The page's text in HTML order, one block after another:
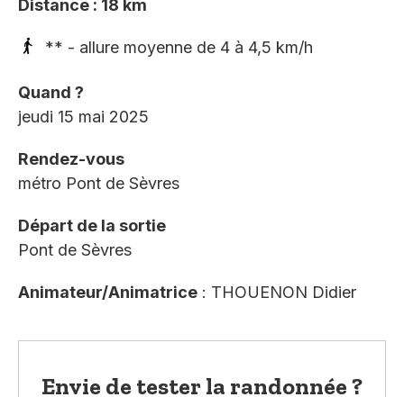
Distance : 18 km
** - allure moyenne de 4 à 4,5 km/h
Quand ?
jeudi 15 mai 2025
Rendez-vous
métro Pont de Sèvres
Départ de la sortie
Pont de Sèvres
Animateur/Animatrice : THOUENON Didier
Envie de tester la randonnée ?